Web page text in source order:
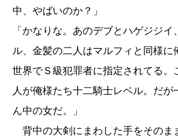
中、やばいのか？」
「かなりな。あのデブとハゲジジイ
ル、金髪の二人はマルフィと同様に
世界でＳ級犯罪者に指定されてる。
人が俺様たち十二騎士レベル。だが
ん中の女だ。」
背中の大剣にまわした手をそのま